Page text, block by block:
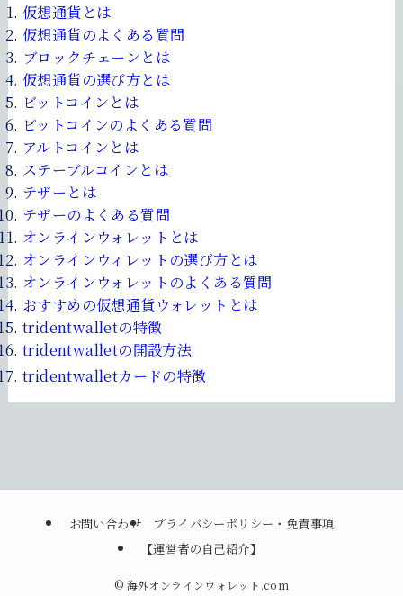
仮想通貨とは
仮想通貨のよくある質問
ブロックチェーンとは
仮想通貨の選び方とは
ビットコインとは
ビットコインのよくある質問
アルトコインとは
ステーブルコインとは
テザーとは
テザーのよくある質問
オンラインウォレットとは
オンラインウィレットの選び方とは
オンラインウォレットのよくある質問
おすすめの仮想通貨ウォレットとは
tridentwalletの特徴
tridentwalletの開設方法
tridentwalletカードの特徴
お問い合わせ
プライバシーポリシー・免責事項
【運営者の自己紹介】
© 海外オンラインウォレット.com